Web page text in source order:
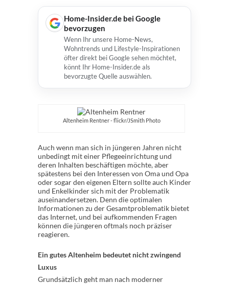
Home-Insider.de bei Google
bevorzugen
Wenn Ihr unsere Home-News,
Wohntrends und Lifestyle-Inspirationen
öfter direkt bei Google sehen möchtet,
könnt Ihr Home-Insider.de als
bevorzugte Quelle auswählen.
Altenheim Rentner - flickr/JSmith Photo
Auch wenn man sich in jüngeren Jahren nicht
unbedingt mit einer Pflegeeinrichtung und
deren Inhalten beschäftigen möchte, aber
spätestens bei den Interessen von Oma und Opa
oder sogar den eigenen Eltern sollte auch Kinder
und Enkelkinder sich mit der Problematik
auseinandersetzen. Denn die optimalen
Informationen zu der Gesamtproblematik bietet
das Internet, und bei aufkommenden Fragen
können die jüngeren oftmals noch präziser
reagieren.
Ein gutes Altenheim bedeutet nicht zwingend
Luxus
Grundsätzlich geht man nach moderner